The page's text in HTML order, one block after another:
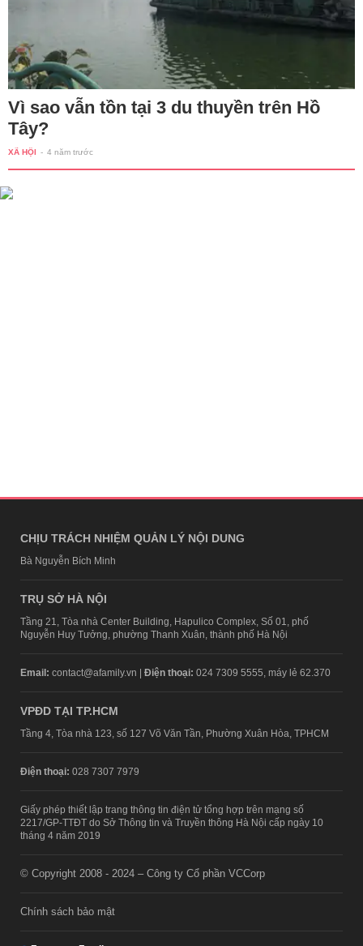
Vì sao vẫn tồn tại 3 du thuyền trên Hồ
Tây?
XÃ HỘI - 4 năm trước
CHỊU TRÁCH NHIỆM QUẢN LÝ NỘI DUNG
Bà Nguyễn Bích Minh
TRỤ SỞ HÀ NỘI
Tầng 21, Tòa nhà Center Building, Hapulico Complex, Số 01, phố
Nguyễn Huy Tưởng, phường Thanh Xuân, thành phố Hà Nội
Email: contact@afamily.vn | Điện thoại: 024 7309 5555, máy lẻ 62.370
VPĐD TẠI TP.HCM
Tầng 4, Tòa nhà 123, số 127 Võ Văn Tần, Phường Xuân Hòa, TPHCM
Điện thoại: 028 7307 7979
Giấy phép thiết lập trang thông tin điện tử tổng hợp trên mạng số
2217/GP-TTĐT do Sở Thông tin và Truyền thông Hà Nội cấp ngày 10
tháng 4 năm 2019
© Copyright 2008 - 2024 – Công ty Cổ phần VCCorp
Chính sách bảo mật